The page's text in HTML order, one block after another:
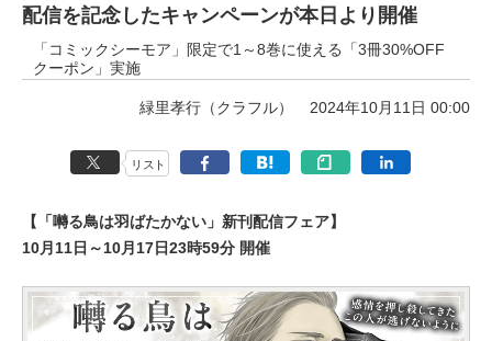
配信を記念したキャンペーンが本日より開催
「コミックシーモア」限定で1～8巻に使える「3冊30%OFF
クーポン」実施
緑里孝行（クラフル） 2024年10月11日 00:00
リスト
【「囀る鳥は羽ばたかない」新刊配信フェア】
10月11日～10月17日23時59分 開催